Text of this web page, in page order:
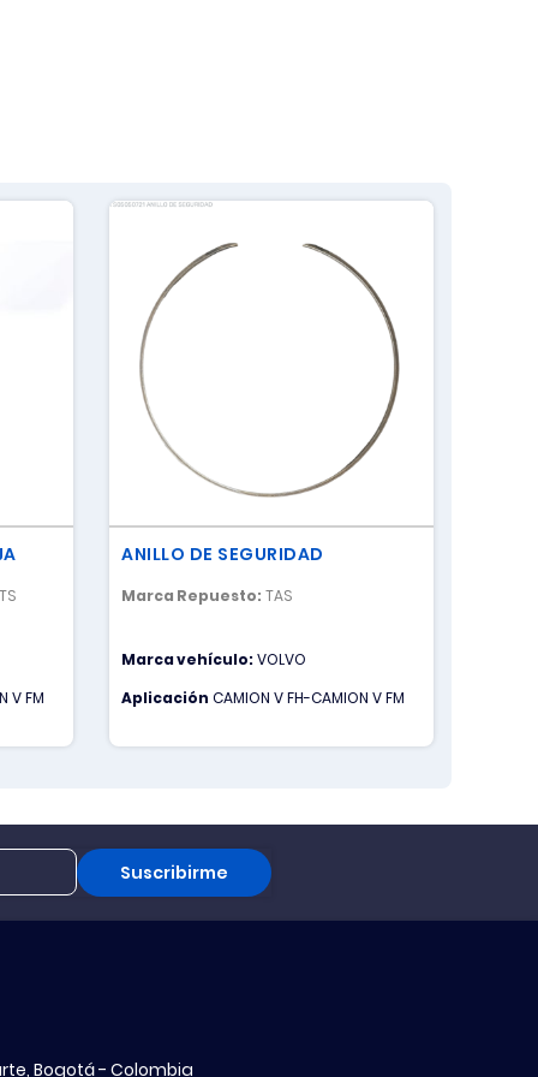
V FM
ANILLO DE SEGURIDAD
Marca Repuesto: TAS
Marca vehículo:VOLVO
Aplicación CAMION V FH-CAMION V FM
Suscribirme
Bogotá - Colombia